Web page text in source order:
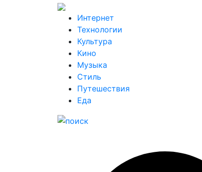
Интернет
Технологии
Культура
Кино
Музыка
Стиль
Путешествия
Еда